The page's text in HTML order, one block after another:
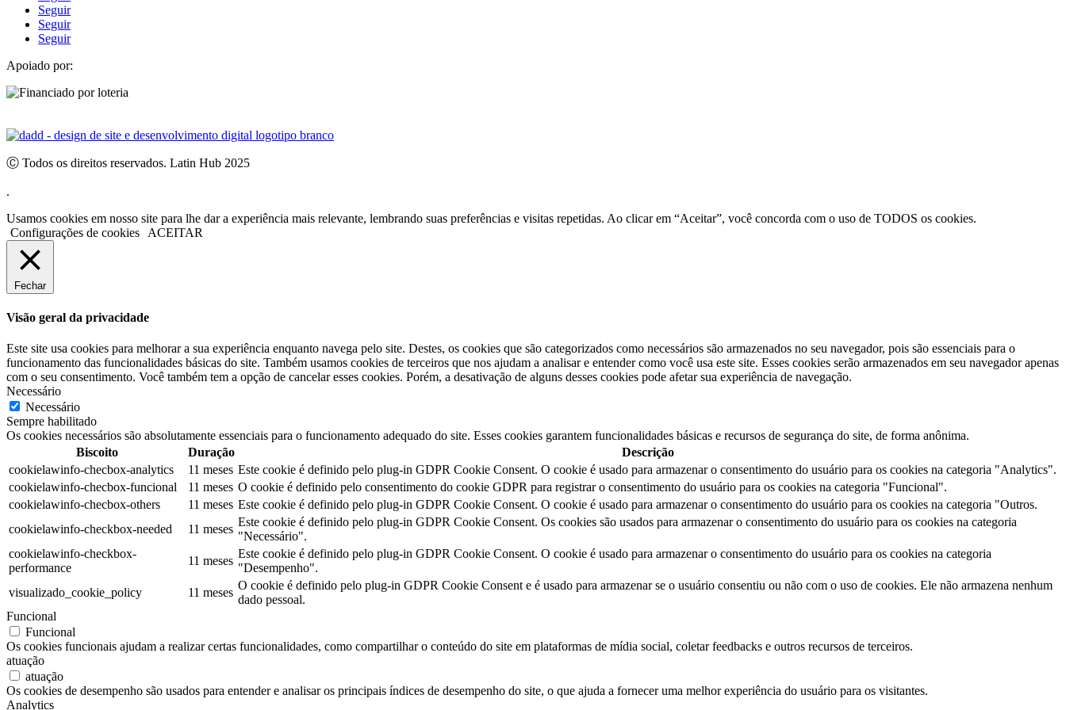
Seguir
Seguir
Seguir
Apoiado por:
Ⓒ Todos os direitos reservados. Latin Hub 2025
.
Usamos cookies em nosso site para lhe dar a experiência mais relevante, lembrando suas preferências e visitas repetidas. Ao clicar em “Aceitar”, você concorda com o uso de TODOS os cookies.
Configurações de cookies
ACEITAR
Fechar
Visão geral da privacidade
Este site usa cookies para melhorar a sua experiência enquanto navega pelo site. Destes, os cookies que são categorizados como necessários são armazenados no seu navegador, pois são essenciais para o
funcionamento das funcionalidades básicas do site. Também usamos cookies de terceiros que nos ajudam a analisar e entender como você usa este site. Esses cookies serão armazenados em seu navegador apenas
com o seu consentimento. Você também tem a opção de cancelar esses cookies. Porém, a desativação de alguns desses cookies pode afetar sua experiência de navegação.
Necessário
Necessário
Sempre habilitado
Os cookies necessários são absolutamente essenciais para o funcionamento adequado do site. Esses cookies garantem funcionalidades básicas e recursos de segurança do site, de forma anônima.
Biscoito
Duração
Descrição
cookielawinfo-checbox-analytics
11 meses Este cookie é definido pelo plug-in GDPR Cookie Consent. O cookie é usado para armazenar o consentimento do usuário para os cookies na categoria "Analytics".
cookielawinfo-checbox-funcional
11 meses O cookie é definido pelo consentimento do cookie GDPR para registrar o consentimento do usuário para os cookies na categoria "Funcional".
cookielawinfo-checbox-others
11 meses Este cookie é definido pelo plug-in GDPR Cookie Consent. O cookie é usado para armazenar o consentimento do usuário para os cookies na categoria "Outros.
cookielawinfo-checkbox-needed
11 meses
Este cookie é definido pelo plug-in GDPR Cookie Consent. Os cookies são usados para armazenar o consentimento do usuário para os cookies na categoria
"Necessário".
cookielawinfo-checkbox-
performance
11 meses
Este cookie é definido pelo plug-in GDPR Cookie Consent. O cookie é usado para armazenar o consentimento do usuário para os cookies na categoria
"Desempenho".
visualizado_cookie_policy
11 meses
O cookie é definido pelo plug-in GDPR Cookie Consent e é usado para armazenar se o usuário consentiu ou não com o uso de cookies. Ele não armazena nenhum
dado pessoal.
Funcional
Funcional
Os cookies funcionais ajudam a realizar certas funcionalidades, como compartilhar o conteúdo do site em plataformas de mídia social, coletar feedbacks e outros recursos de terceiros.
atuação
atuação
Os cookies de desempenho são usados para entender e analisar os principais índices de desempenho do site, o que ajuda a fornecer uma melhor experiência do usuário para os visitantes.
Analytics